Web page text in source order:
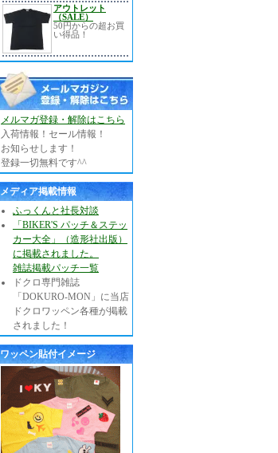
アウトレット
（SALE）
50円からの超お買
い得品！
メルマガ登録・解除はこちら
入荷情報！セール情報！
お知らせします！
登録一切無料です^^
メディア掲載情報
ふっくんと社長対談
「BIKER'S パッチ＆ステッ
カー大全」（造形社出版）
に掲載されました。
雑誌掲載パッチ一覧
ドクロ専門雑誌
「DOKURO-MON」に当店
ドクロワッペン各種が掲載
されました！
ワッペン貼付イメージ